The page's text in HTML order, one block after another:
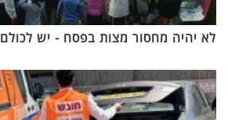
לא יהיה מחסור מצות בפסח - יש לכולם